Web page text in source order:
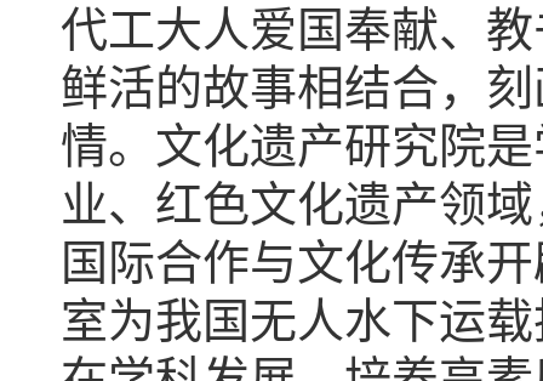
代工大人爱国奉献、
鲜活的故事相结合，
情。文化遗产研究院
业、红色文化遗产领
国际合作与文化传承
室为我国无人水下运